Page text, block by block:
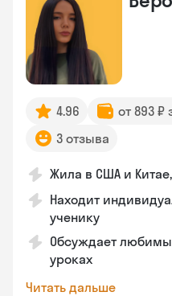
4.96 от 893 ₽
3 отзыва
Жила в США и
Находит
ученику
Обсуждает
уроках
Читать дальше